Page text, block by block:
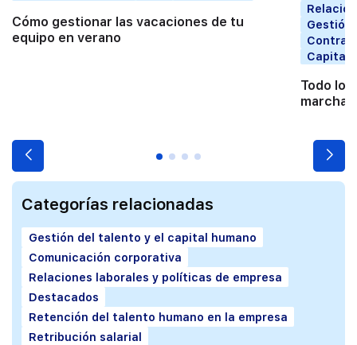
Cómo gestionar las vacaciones de tu
equipo en verano
Gestión
Capital
Todo lo
Categorías relacionadas
Gestión del talento y el capital humano
Comunicación corporativa
Relaciones laborales y políticas de empresa
Destacados
Retención del talento humano en la empresa
Retribución salarial